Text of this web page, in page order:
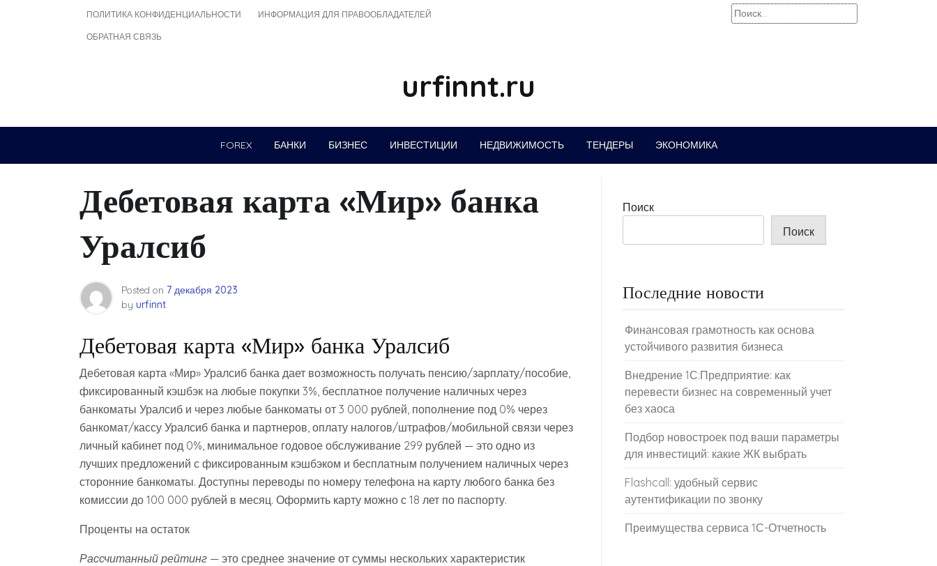
ПОЛИТИКА КОНФИДЕНЦИАЛЬНОСТИ ИНФОРМАЦИЯ ДЛЯ ПРАВООБЛАДАТЕЛЕЙ
ОБРАТНАЯ СВЯЗЬ
Найти:
urfinnt.ru
FOREX БАНКИ БИЗНЕС ИНВЕСТИЦИИ НЕДВИЖИМОСТЬ ТЕНДЕРЫ ЭКОНОМИКА
Дебетовая карта «Мир» банка
Уралсиб
Posted on 7 декабря 2023
by urfinnt
Дебетовая карта «Мир» банка Уралсиб
Дебетовая карта «Мир» Уралсиб банка дает возможность получать пенсию/зарплату/пособие,
фиксированный кэшбэк на любые покупки 3%, бесплатное получение наличных через
банкоматы Уралсиб и через любые банкоматы от 3 000 рублей, пополнение под 0% через
банкомат/кассу Уралсиб банка и партнеров, оплату налогов/штрафов/мобильной связи через
личный кабинет под 0%, минимальное годовое обслуживание 299 рублей — это одно из
лучших предложений с фиксированным кэшбэком и бесплатным получением наличных через
сторонние банкоматы. Доступны переводы по номеру телефона на карту любого банка без
комиссии до 100 000 рублей в месяц. Оформить карту можно с 18 лет по паспорту.
Проценты на остаток
Рассчитанный рейтинг — это среднее значение от суммы нескольких характеристик
Поиск
Поиск
Последние новости
Финансовая грамотность как основа
устойчивого развития бизнеса
Внедрение 1С:Предприятие: как
перевести бизнес на современный учет
без хаоса
Подбор новостроек под ваши параметры
для инвестиций: какие ЖК выбрать
Flashcall: удобный сервис
аутентификации по звонку
Преимущества сервиса 1С-Отчетность